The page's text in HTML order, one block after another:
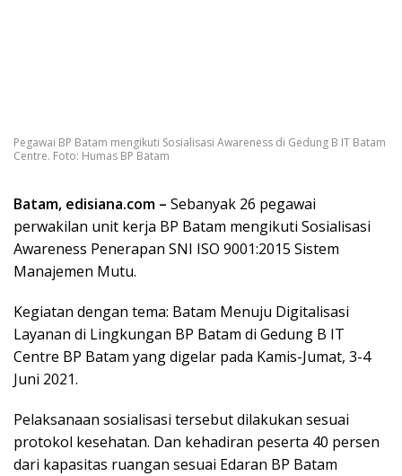
Pegawai BP Batam mengikuti Sosialisasi Awareness di Gedung B IT Batam
Centre. Foto: Humas BP Batam
Batam, edisiana.com – Sebanyak 26 pegawai
perwakilan unit kerja BP Batam mengikuti Sosialisasi
Awareness Penerapan SNI ISO 9001:2015 Sistem
Manajemen Mutu.
Kegiatan dengan tema: Batam Menuju Digitalisasi
Layanan di Lingkungan BP Batam di Gedung B IT
Centre BP Batam yang digelar pada Kamis-Jumat, 3-4
Juni 2021.
Pelaksanaan sosialisasi tersebut dilakukan sesuai
protokol kesehatan. Dan kehadiran peserta 40 persen
dari kapasitas ruangan sesuai Edaran BP Batam